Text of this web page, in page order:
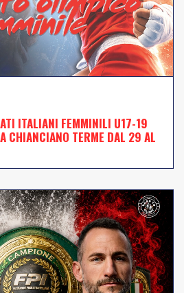
ITALIANI FEMMINILI U17-19
CHIANCIANO TERME DAL 29 AL